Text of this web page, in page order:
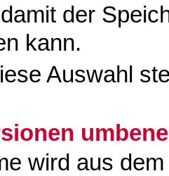
der
kann.
Auswahl
wird aus